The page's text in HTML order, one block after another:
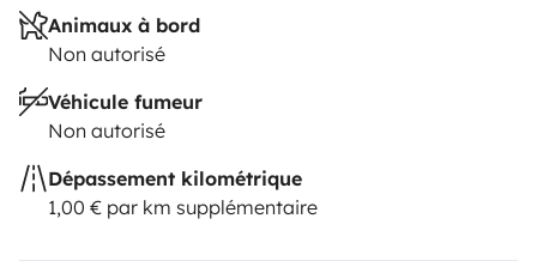
Animaux à bord
Non autorisé
Véhicule fumeur
Non autorisé
Dépassement kilométrique
1,00 € par km supplémentaire